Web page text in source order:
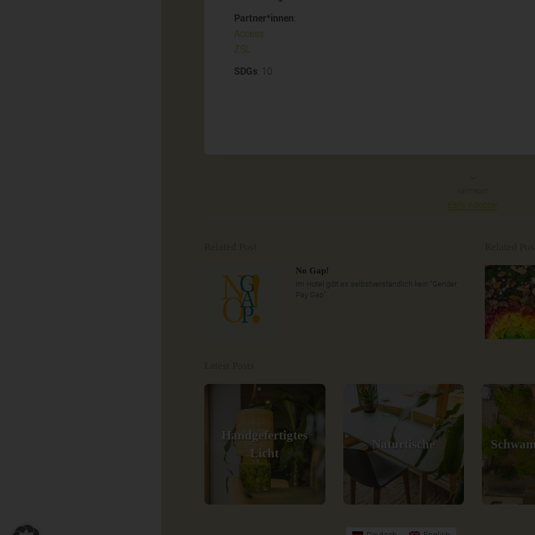
Partner*innen:
Access
ZSL
SDGs: 10
Early Adopter
No Gap!
Im Hotel gibt es selbstverständlich kein "Gender
Pay Gap".
Handgefertigtes
Licht
Naturtische